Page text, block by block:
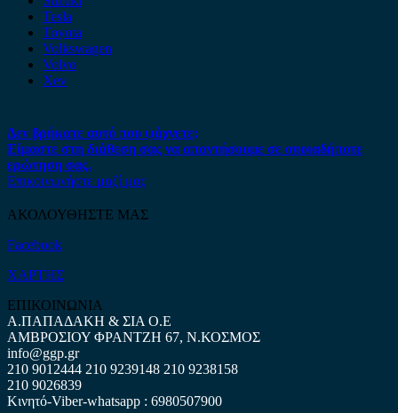
Tesla
Toyota
Volkswagen
Volvo
Xev
Δεν βρήκατε αυτό που ψάχνετε;
Είμαστε στη διάθεση σας να απαντήσουμε σε οποιαδήποτε
ερώτηση σας.
Επικοινωνήστε μαζί μας
ΑΚΟΛΟΥΘΗΣΤΕ ΜΑΣ
Facebook
ΧΑΡΤΗΣ
ΕΠΙΚΟΙΝΩΝΙΑ
Α.ΠΑΠΑΔΑΚΗ & ΣΙΑ Ο.Ε
ΑΜΒΡΟΣΙΟΥ ΦΡΑΝΤΖΗ 67, Ν.ΚΟΣΜΟΣ
info@ggp.gr
210 9012444 210 9239148 210 9238158
210 9026839
Κινητό-Viber-whatsapp : 6980507900